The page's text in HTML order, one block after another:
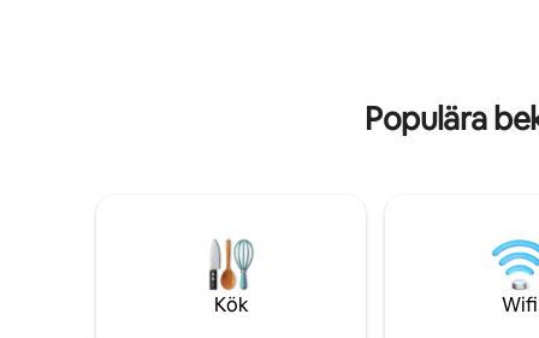
Populära
Kök Wifi